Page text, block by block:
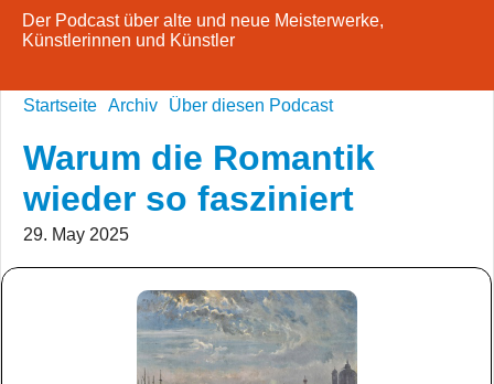
Der Podcast über alte und neue Meisterwerke,
Künstlerinnen und Künstler
Startseite Archiv Über diesen Podcast
Warum die Romantik
wieder so fasziniert
29. May 2025